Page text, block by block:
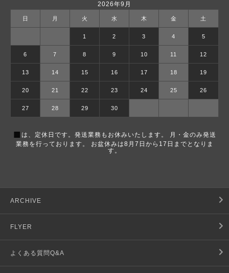
2026年9月
日 月 火 水 木 金 土
1 2 3 4 5
6 7 8 9 10 11 12
13 14 15 16 17 18 19
20 21 22 23 24 25 26
27 28 29 30
■ は、定休日です。発送業務もお休みいたします。 月・金のみ発送
業務を行っております。 お盆休みは8月7日から17日までとなりま
す。
ARCHIVE
FLYER
よくある質問Q&A